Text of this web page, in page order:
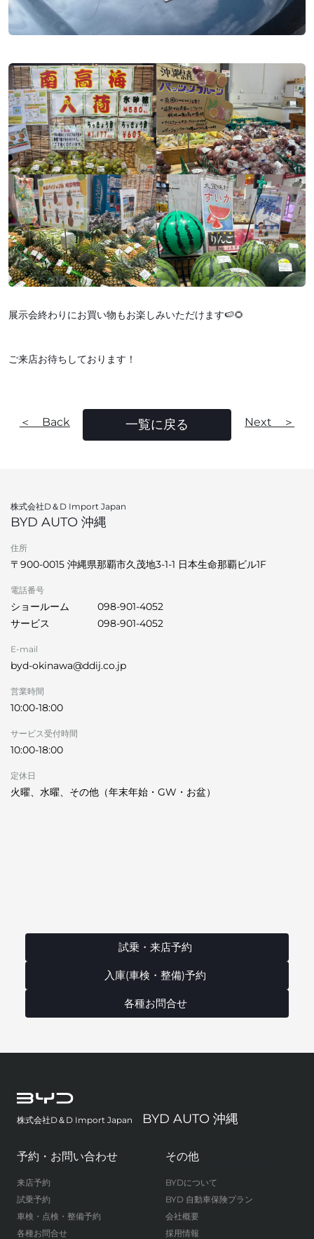
展示会終わりにお買い物もお楽しみいただけます🍉🌻
ご来店お待ちしております！
＜ Back 一覧に戻る Next ＞
株式会社D＆D Import Japan
BYD AUTO 沖縄
住所
〒900-0015 沖縄県那覇市久茂地3-1-1 日本生命那覇ビル1F
電話番号
ショールーム
098-901-4052
サービス
098-901-4052
E-mail
byd-okinawa@ddij.co.jp
営業時間
10:00-18:00
サービス受付時間
10:00-18:00
定休日
火曜、水曜、その他（年末年始・GW・お盆）
試乗・来店予約
入庫(車検・整備)予約
各種お問合せ
株式会社D＆D Import Japan BYD AUTO 沖縄
予約・お問い合わせ
来店予約
試乗予約
車検・点検・整備予約
各種お問合せ
その他
BYDについて
BYD 自動車保険プラン
会社概要
採用情報